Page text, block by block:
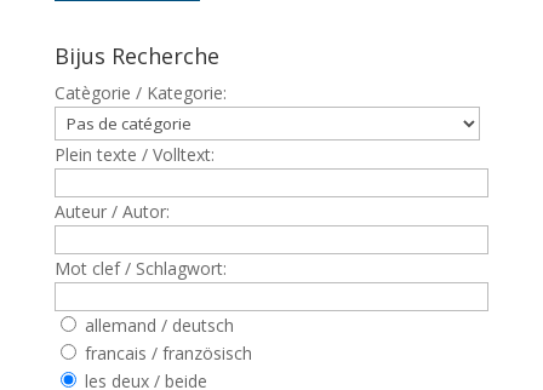
Bijus Recherche
Catègorie / Kategorie:
Plein texte / Volltext:
Auteur / Autor:
Mot clef / Schlagwort:
allemand / deutsch
francais / französisch
les deux / beide